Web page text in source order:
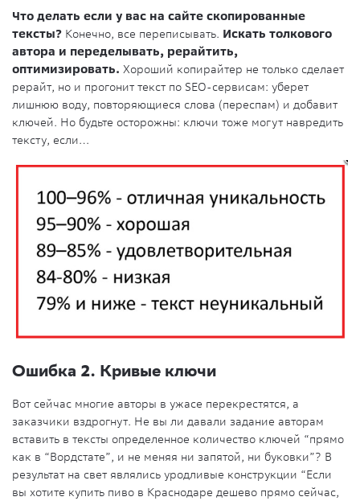
Что делать если у вас на сайте скопированные
тексты? Конечно, все переписывать. Искать толкового
автора и переделывать, рерайтить,
оптимизировать. Хороший копирайтер не только сделает
рерайт, но и прогонит текст по SEO-сервисам: уберет
лишнюю воду, повторяющиеся слова (переспам) и добавит
ключей. Но будьте осторожны: ключи тоже могут навредить
тексту, если…
Ошибка 2. Кривые ключи
Вот сейчас многие авторы в ужасе перекрестятся, а
заказчики вздрогнут. Не вы ли давали задание авторам
вставить в тексты определенное количество ключей “прямо
как в “Вордстате”, и не меняя ни запятой, ни буковки”? В
результат на свет являлись уродливые конструкции “Если
вы хотите купить пиво в Краснодаре дешево прямо сейчас,